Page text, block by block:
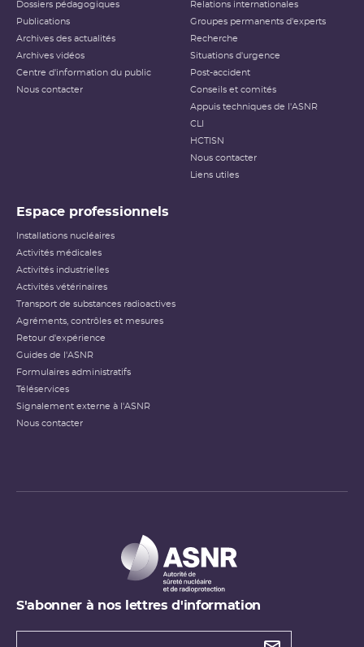
Dossiers pédagogiques
Publications
Archives des actualités
Archives vidéos
Centre d'information du public
Nous contacter
Relations internationales
Groupes permanents d'experts
Recherche
Situations d'urgence
Post-accident
Conseils et comités
Appuis techniques de l'ASNR
CLI
HCTISN
Nous contacter
Liens utiles
Espace professionnels
Installations nucléaires
Activités médicales
Activités industrielles
Activités vétérinaires
Transport de substances radioactives
Agréments, contrôles et mesures
Retour d'expérience
Guides de l'ASNR
Formulaires administratifs
Téléservices
Signalement externe à l'ASNR
Nous contacter
S'abonner à nos lettres d'information
Types de